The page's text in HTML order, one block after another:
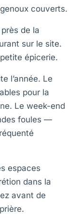
couverts.
de la
sur le site.
petite épicerie.
l’année. Le
pour la
Le week-end
foules —
espaces
dans la
avant de